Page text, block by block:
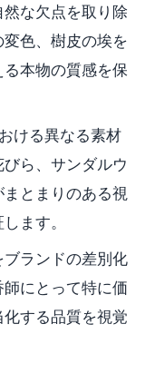
な欠点を取り除
色、樹皮の埃を
本物の質感を保
ける異なる素材
ら、サンダルウ
とまりのある視
ます。
ランドの差別化
にとって特に価
する品質を視覚